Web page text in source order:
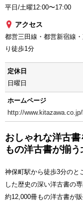
平日/土曜12:00〜17:00
アクセス
都営三田線・都営新宿線
り徒歩1分
定休日
日曜日
ホームページ
http://
おしゃれな洋古
もの洋古書が揃
神保町駅から徒歩3分のと
した歴史の深い洋古書の
約12,000冊もの洋古書が販